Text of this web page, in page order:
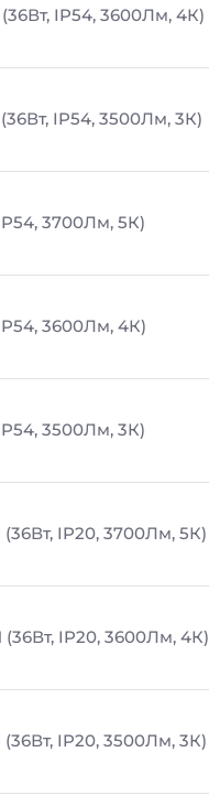
IP54, 3600Лм, 4К)
IP54, 3500Лм, 3К)
3700Лм, 5К)
3600Лм, 4К)
3500Лм, 3К)
IP20, 3700Лм, 5К)
IP20, 3600Лм, 4К)
IP20, 3500Лм, 3К)